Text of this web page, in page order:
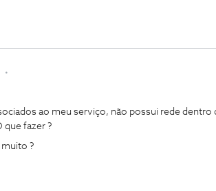
ao meu serviço, não possui rede dentro
que fazer ?
?